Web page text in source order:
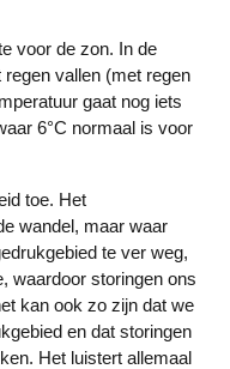
voor de zon. In de
vallen (met regen
gaat nog iets
6°C normaal is voor
wandel, maar waar
te ver weg,
waardoor storingen ons
kan ook zo zijn dat we
en dat storingen
Het luistert allemaal